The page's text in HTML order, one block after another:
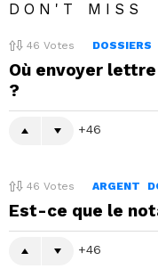
DON'T MISS
46 Votes DOSSIERS
Où envoyer
?
46
46 Votes ARGENT
Est-ce que le
46